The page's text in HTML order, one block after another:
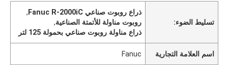
تسليط الضوء:
ذراع روبوت صناعي Fanuc R-2000iC
,
روبوت مناولة للأتمتة الصناعية,
ذراع مناولة روبوت صناعي بحمولة 125 لتر
اسم العلامة التجارية Fanuc